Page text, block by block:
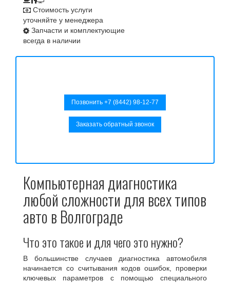
Стоимость услуги
уточняйте у менеджера
Запчасти и комплектующие
всегда в наличии
Позвонить +7 (8442) 98-12-77
Заказать обратный звонок
Компьютерная диагностика
любой сложности для всех типов
авто в Волгограде
Что это такое и для чего это нужно?
В большинстве случаев диагностика автомобиля
начинается со считывания кодов ошибок, проверки
ключевых параметров с помощью специального